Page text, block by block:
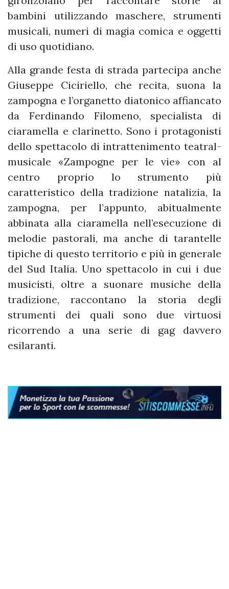
bambini utilizzando maschere, strumenti
musicali, numeri di magia comica e oggetti
di uso quotidiano.
Alla grande festa di strada partecipa anche
Giuseppe Ciciriello, che recita, suona la
zampogna e l’organetto diatonico affiancato
da Ferdinando Filomeno, specialista di
ciaramella e clarinetto. Sono i protagonisti
dello spettacolo di intrattenimento teatral-
musicale «Zampogne per le vie» con al
centro proprio lo strumento più
caratteristico della tradizione natalizia, la
zampogna, per l’appunto, abitualmente
abbinata alla ciaramella nell’esecuzione di
melodie pastorali, ma anche di tarantelle
tipiche di questo territorio e più in generale
del Sud Italia. Uno spettacolo in cui i due
musicisti, oltre a suonare musiche della
tradizione, raccontano la storia degli
strumenti dei quali sono due virtuosi
ricorrendo a una serie di gag davvero
esilaranti.